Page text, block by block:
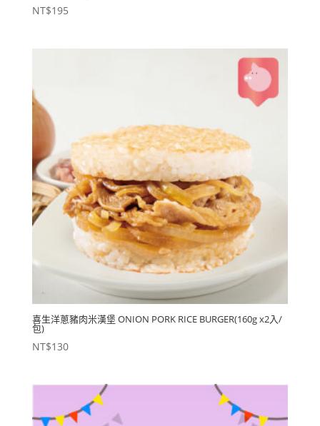
NT$195
喜生洋蔥豬肉米漢堡 ONION PORK RICE BURGER(160g x2入/
包)
NT$130